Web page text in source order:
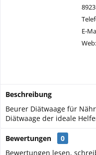
E-
Web:
Beschreibung
Beurer Diätwaage für
Diätwaage der ideale
Bewertungen
0
Bewertungen lesen,